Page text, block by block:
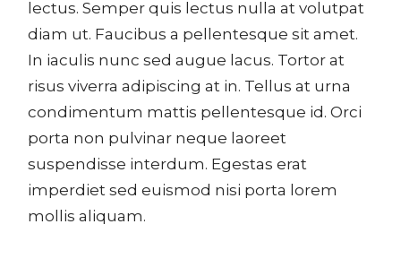
lectus. Semper quis lectus nulla at volutpat
diam ut. Faucibus a pellentesque sit amet.
In iaculis nunc sed augue lacus. Tortor at
risus viverra adipiscing at in. Tellus at urna
condimentum mattis pellentesque id. Orci
porta non pulvinar neque laoreet
suspendisse interdum. Egestas erat
imperdiet sed euismod nisi porta lorem
mollis aliquam.